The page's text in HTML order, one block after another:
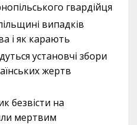
гвардійця
випадків
і як карають
установчі збори
жертв
безвісти на
мертвим